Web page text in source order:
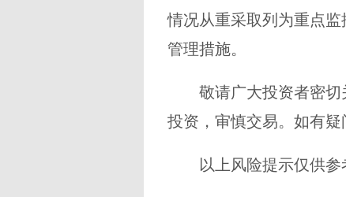
情况从重采取列为重点
管理措施。
敬请广大投资者密
投资，审慎交易。如有
以上风险提示仅供参